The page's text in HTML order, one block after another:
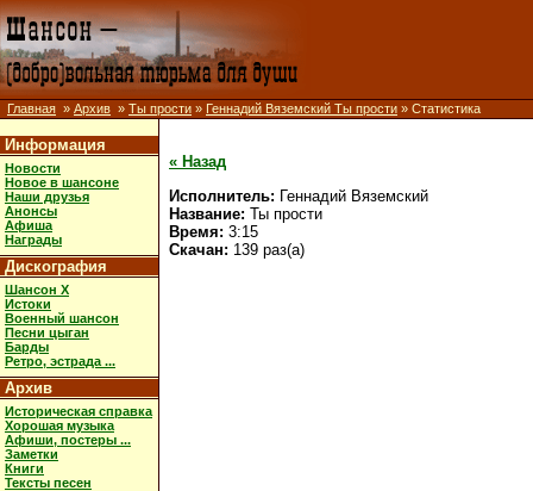
Главная » Архив » Ты прости » Геннадий Вяземский Ты прости » Статистика
Информация
Новости
Новое в шансоне
Наши друзья
Анонсы
Афиша
Награды
Дискография
Шансон X
Истоки
Военный шансон
Песни цыган
Барды
Ретро, эстрада ...
Архив
Историческая справка
Хорошая музыка
Афиши, постеры ...
Заметки
Книги
Тексты песен
« Назад
Исполнитель: Геннадий Вяземский
Название: Ты прости
Время: 3:15
Скачан: 139 раз(а)